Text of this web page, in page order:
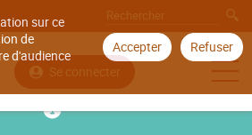
sur ce
de
d'audience
Accepter Refuser
Se connecter